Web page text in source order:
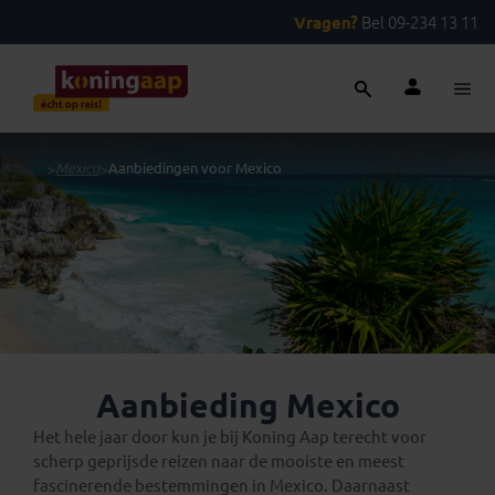
Vragen? Bel 09-234 13 11
> Mexico>Aanbiedingen voor Mexico
Aanbieding Mexico
Het hele jaar door kun je bij Koning Aap terecht voor
scherp geprijsde reizen naar de mooiste en meest
fascinerende bestemmingen in Mexico. Daarnaast